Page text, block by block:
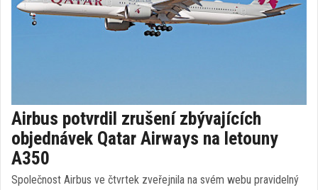
Airbus potvrdil zrušení zbývajících
objednávek Qatar Airways na letouny
A350
Společnost Airbus ve čtvrtek zveřejnila na svém webu pravidelný